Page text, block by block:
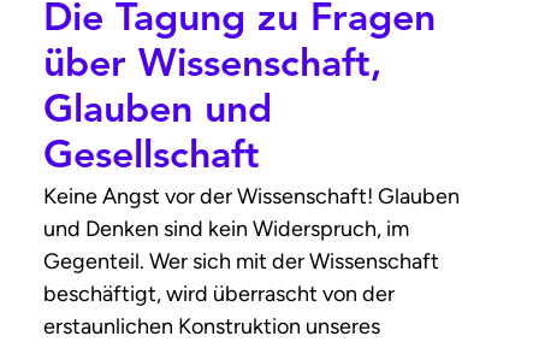
Die Tagung zu Fragen
über Wissenschaft,
Glauben und
Gesellschaft
Keine Angst vor der Wissenschaft! Glauben
und Denken sind kein Widerspruch, im
Gegenteil. Wer sich mit der Wissenschaft
beschäftigt, wird überrascht von der
erstaunlichen Konstruktion unseres